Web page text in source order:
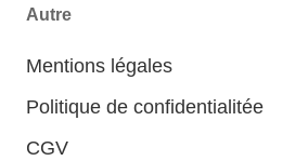
Autre
Mentions légales
Politique de confidentialitée
CGV